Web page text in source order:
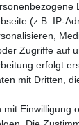
Kronleuchter
und(z.B. IP-
Zugriffe auf
erfolgt
mit Dritten,
Einwilligung